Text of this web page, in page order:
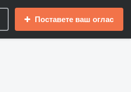
Поставете ваш оглас